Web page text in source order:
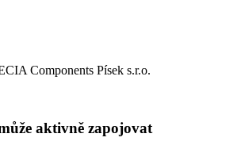
Components Písek s.r.o.
aktivně zapojovat